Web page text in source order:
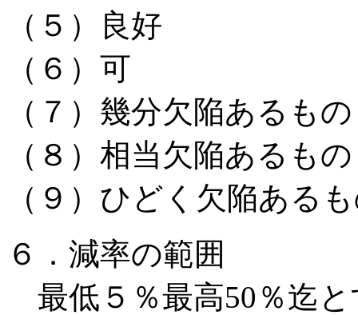
（５）良好
（６）可
（７）幾分欠陥ある
（８）相当欠陥ある
（９）ひどく欠陥ある
６．減率の範囲
最低５％最高50％迄と